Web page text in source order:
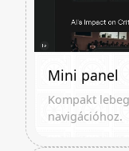
Mini panel
Kompakt
navigációhoz.